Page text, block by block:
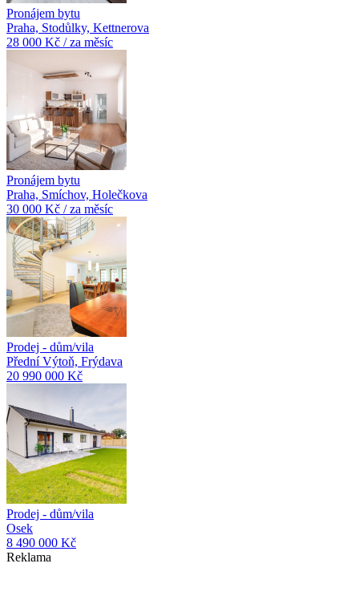
Pronájem bytu
Praha, Stodůlky, Kettnerova
28 000 Kč / za měsíc
Pronájem bytu
Praha, Smíchov, Holečkova
30 000 Kč / za měsíc
Prodej - dům/vila
Přední Výtoň, Frýdava
20 990 000 Kč
Prodej - dům/vila
Osek
8 490 000 Kč
Reklama